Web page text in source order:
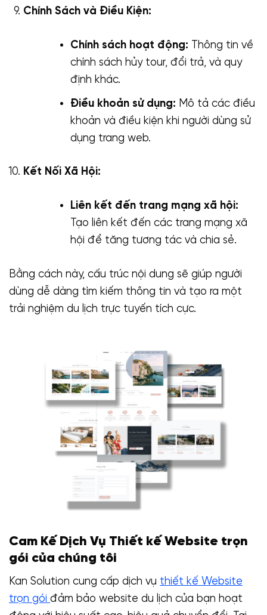
Chính Sách và Điều Kiện:
Chính sách hoạt động: Thông tin về
chính sách hủy tour, đổi trả, và quy
định khác.
Điều khoản sử dụng: Mô tả các điều
khoản và điều kiện khi người dùng sử
dụng trang web.
Kết Nối Xã Hội:
Liên kết đến trang mạng xã hội:
Tạo liên kết đến các trang mạng xã
hội để tăng tương tác và chia sẻ.
Bằng cách này, cấu trúc nội dung sẽ giúp người
dùng dễ dàng tìm kiếm thông tin và tạo ra một
trải nghiệm du lịch trực tuyến tích cực.
Cam Kế Dịch Vụ Thiết kế Website trọn
gói của chúng tôi
Kan Solution cung cấp dịch vụ thiết kế Website
trọn gói đảm bảo website du lịch của bạn hoạt